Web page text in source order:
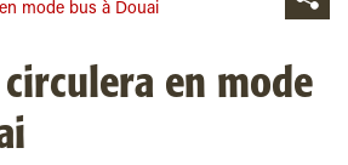
mode bus à Douai
circulera en mode